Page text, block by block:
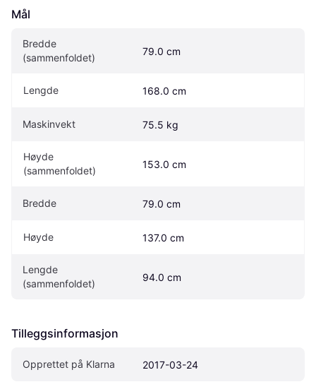
Mål
Bredde
(sammenfoldet)
79.0 cm
Lengde 168.0 cm
Maskinvekt 75.5 kg
Høyde
(sammenfoldet)
153.0 cm
Bredde 79.0 cm
Høyde 137.0 cm
Lengde
(sammenfoldet)
94.0 cm
Tilleggsinformasjon
Opprettet på Klarna 2017-03-24